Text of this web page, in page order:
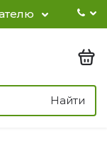
Найти